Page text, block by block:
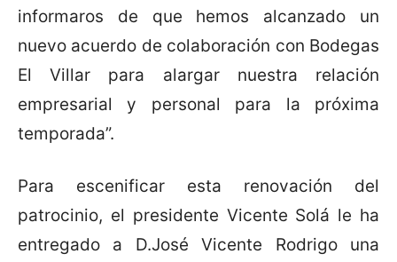
informaros de que hemos alcanzado un
nuevo acuerdo de colaboración con Bodegas
El Villar para alargar nuestra relación
empresarial y personal para la próxima
temporada”.
Para escenificar esta renovación del
patrocinio, el presidente Vicente Solá le ha
entregado a D.José Vicente Rodrigo una